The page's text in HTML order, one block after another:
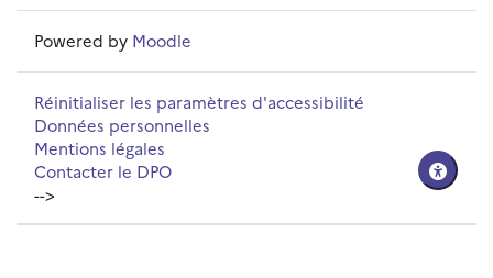
Powered by Moodle
Réinitialiser les paramètres d'accessibilité
Données personnelles
Mentions légales
Contacter le DPO
-->